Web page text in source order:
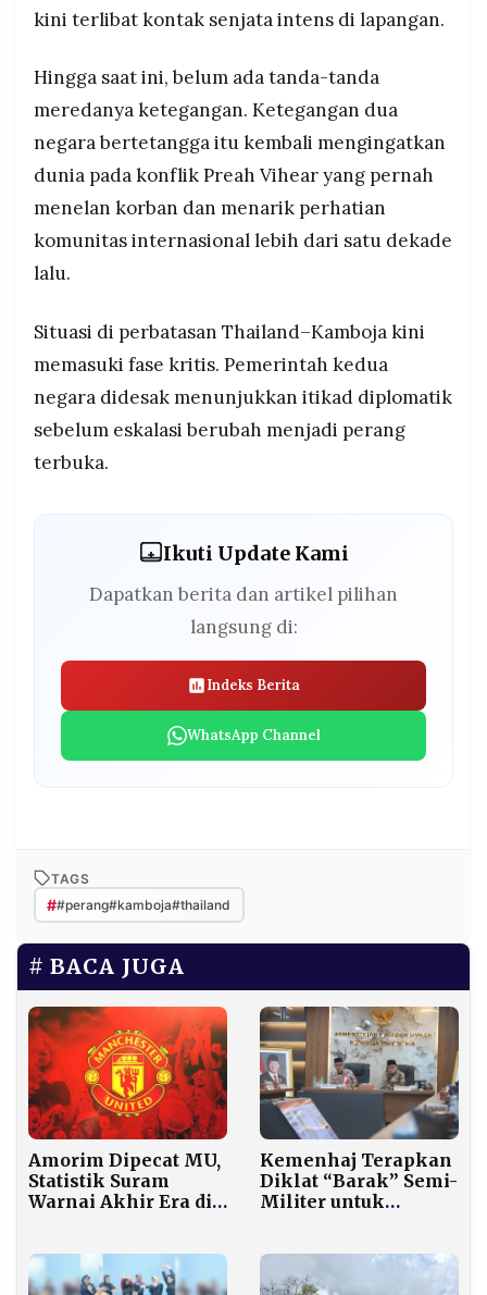
kini terlibat kontak senjata intens di lapangan.
Hingga saat ini, belum ada tanda-tanda
meredanya ketegangan. Ketegangan dua
negara bertetangga itu kembali mengingatkan
dunia pada konflik Preah Vihear yang pernah
menelan korban dan menarik perhatian
komunitas internasional lebih dari satu dekade
lalu.
Situasi di perbatasan Thailand–Kamboja kini
memasuki fase kritis. Pemerintah kedua
negara didesak menunjukkan itikad diplomatik
sebelum eskalasi berubah menjadi perang
terbuka.
Ikuti Update Kami
Dapatkan berita dan artikel pilihan
langsung di:
Indeks Berita
WhatsApp Channel
TAGS
##perang#kamboja#thailand
BACA JUGA
Amorim Dipecat MU,
Statistik Suram
Warnai Akhir Era di
Kemenhaj Terapkan
Diklat “Barak” Semi-
Militer untuk
Haji 1447 H/2026 M